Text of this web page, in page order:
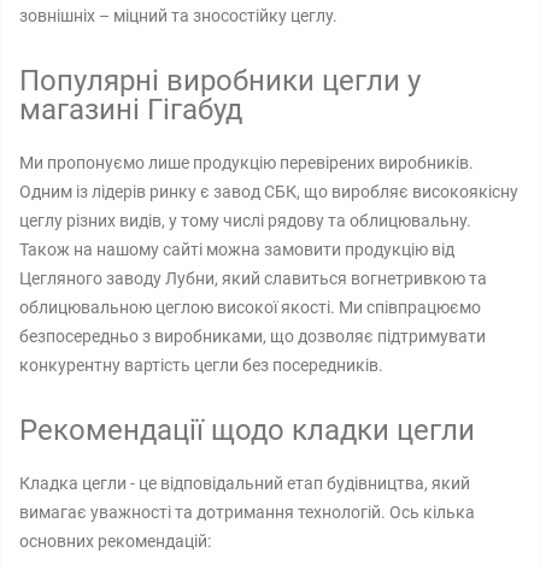
зовнішніх – міцний та зносостійку цеглу.
Популярні виробники цегли у
магазині Гігабуд
Ми пропонуємо лише продукцію перевірених виробників.
Одним із лідерів ринку є завод СБК, що виробляє високоякісну
цеглу різних видів, у тому числі рядову та облицювальну.
Також на нашому сайті можна замовити продукцію від
Цегляного заводу Лубни, який славиться вогнетривкою та
облицювальною цеглою високої якості. Ми співпрацюємо
безпосередньо з виробниками, що дозволяє підтримувати
конкурентну вартість цегли без посередників.
Рекомендації щодо кладки цегли
Кладка цегли - це відповідальний етап будівництва, який
вимагає уважності та дотримання технологій. Ось кілька
основних рекомендацій: